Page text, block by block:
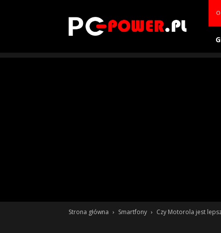
power.pl
Strona główna Smartfony Czy Motorola jest